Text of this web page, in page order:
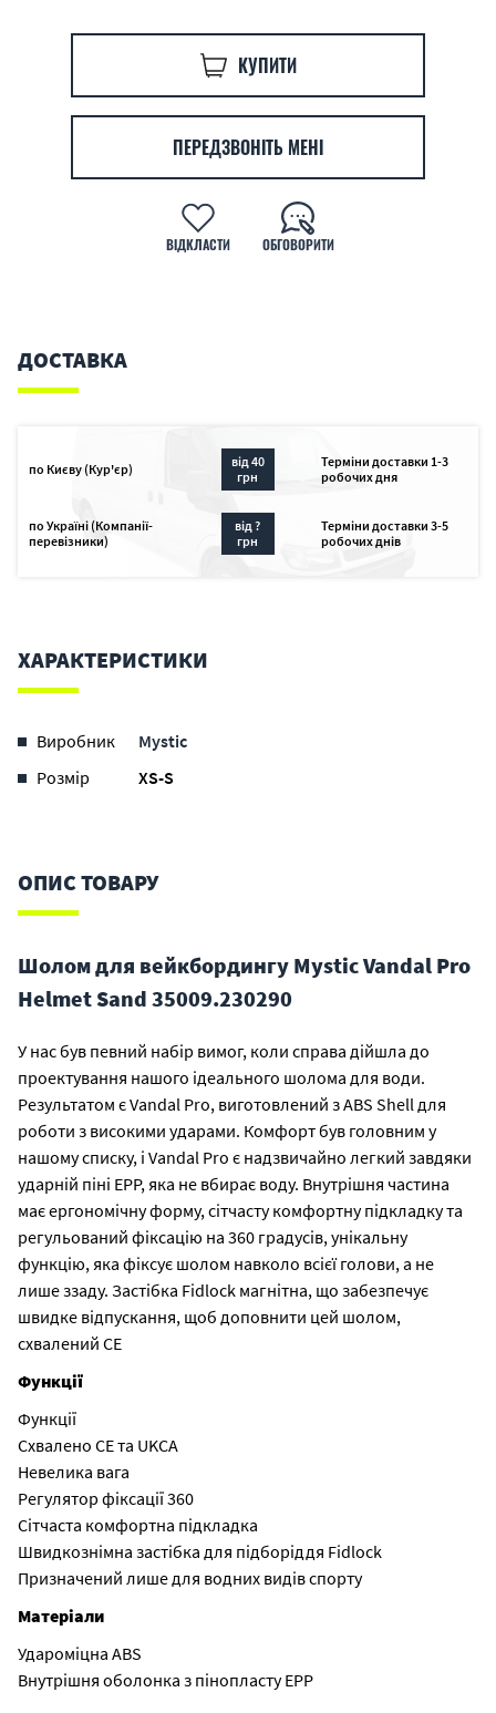
КУПИТИ
ПЕРЕДЗВОНІТЬ МЕНІ
ВІДКЛАСТИ ОБГОВОРИТИ
ДОСТАВКА
по Києву (Кур'єр)
від 40
грн
Терміни доставки 1-3
робочих дня
по Україні (Компанії-
перевізники)
від ?
грн
Терміни доставки 3-5
робочих днів
ХАРАКТЕРИСТИКИ
Виробник
Mystic
Розмір
XS-S
ОПИС ТОВАРУ
Шолом для вейкбордингу Mystic Vandal Pro
Helmet Sand 35009.230290
У нас був певний набір вимог, коли справа дійшла до
проектування нашого ідеального шолома для води.
Результатом є Vandal Pro, виготовлений з ABS Shell для
роботи з високими ударами. Комфорт був головним у
нашому списку, і Vandal Pro є надзвичайно легкий завдяки
ударній піні EPP, яка не вбирає воду. Внутрішня частина
має ергономічну форму, сітчасту комфортну підкладку та
регульований фіксацію на 360 градусів, унікальну
функцію, яка фіксує шолом навколо всієї голови, а не
лише ззаду. Застібка Fidlock магнітна, що забезпечує
швидке відпускання, щоб доповнити цей шолом,
схвалений CE
Функції
Функції
Схвалено CE та UKCA
Невелика вага
Регулятор фіксації 360
Сітчаста комфортна підкладка
Швидкознімна застібка для підборіддя Fidlock
Призначений лише для водних видів спорту
Матеріали
Удароміцна ABS
Внутрішня оболонка з пінопласту EPP